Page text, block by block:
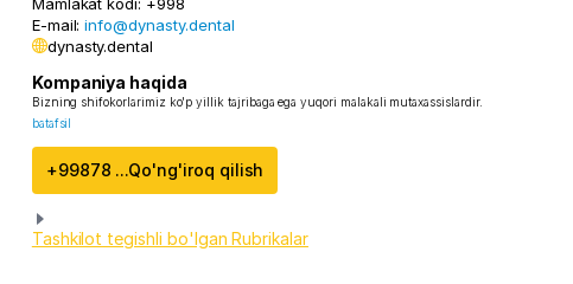
E-mail:info@dynasty.dental
dynasty.dental
Kompaniya haqida
Bizning shifokorlarimiz ko'p yillik tajribaga ega yuqori malakali mutaxassislardir.
batafsil
+99878 ...Qo'ng'iroq qilish
Tashkilot tegishli bo'lgan Rubrikalar